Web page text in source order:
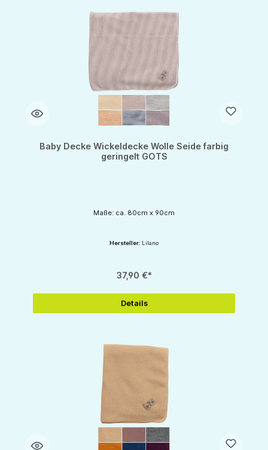
Baby Decke Wickeldecke Wolle Seide farbig
geringelt GOTS
Maße: ca. 80cm x 90cm
Hersteller: Lilano
37,90 €*
Details